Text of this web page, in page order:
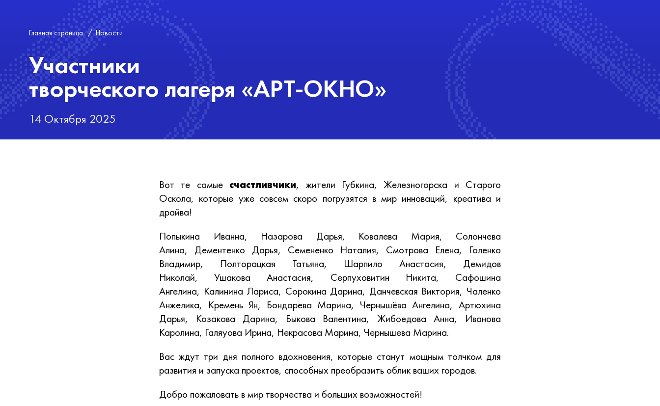
Главная страница / Новости
Участники
творческого лагеря «АРТ-ОКНО»
14 Октября 2025
Вот те самые счастливчики, жители Губкина, Железногорска и Старого
Оскола, которые уже совсем скоро погрузятся в мир инноваций, креатива и
драйва!
Попыкина Иванна, Назарова Дарья, Ковалева Мария, Солончева
Алина, Дементенко Дарья, Семененко Наталия, Смотрова Елена, Голенко
Владимир, Полторацкая Татьяна, Шарпило Анастасия, Демидов
Николай, Ушакова Анастасия, Серпуховитин Никита, Сафошина
Ангелина, Калинина Лариса, Сорокина Дарина, Данчевская Виктория, Чаленко
Анжелика, Кремень Ян, Бондарева Марина, Чернышёва Ангелина, Артюхина
Дарья, Козакова Дарина, Быкова Валентина, Жибоедова Анна, Иванова
Каролина, Галяуова Ирина, Некрасова Марина, Чернышева Марина.
Вас ждут три дня полного вдохновения, которые станут мощным толчком для
развития и запуска проектов, способных преобразить облик ваших городов.
Добро пожаловать в мир творчества и больших возможностей!